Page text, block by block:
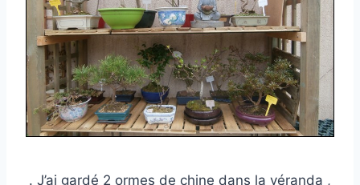
. J’ai gardé 2 ormes de chine dans la véranda ,